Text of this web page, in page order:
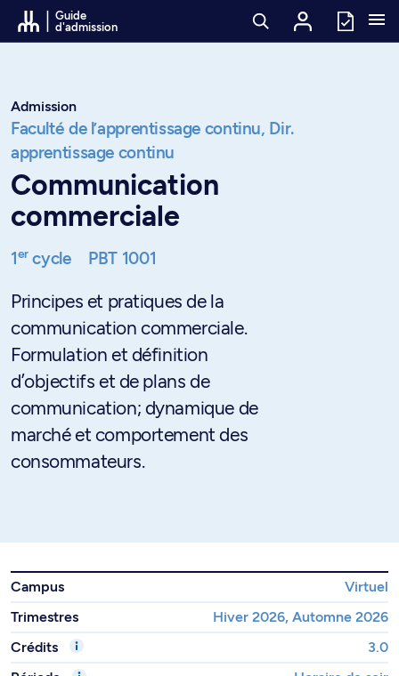
Passer au contenu
Guide
d'admission
Admission
Faculté de l’apprentissage continu, Dir.
apprentissage continu
Communication
commerciale
1ercycle PBT 1001
Principes et pratiques de la
communication commerciale.
Formulation et définition
d’objectifs et de plans de
communication; dynamique de
marché et comportement des
consommateurs.
Campus
Virtuel
Trimestres
Hiver 2026, Automne 2026
Crédits
3.0